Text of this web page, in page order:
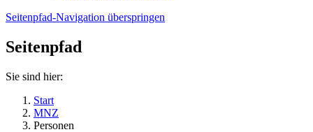
Seitenpfad-Navigation überspringen
Seitenpfad
Sie sind hier:
Start
MNZ
Personen